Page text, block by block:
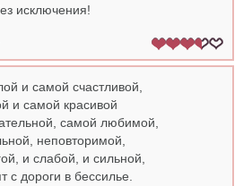
исключения!
и самой счастливой,
и самой красивой
самой любимой,
неповторимой,
и слабой, и сильной,
с дороги в бессилье.